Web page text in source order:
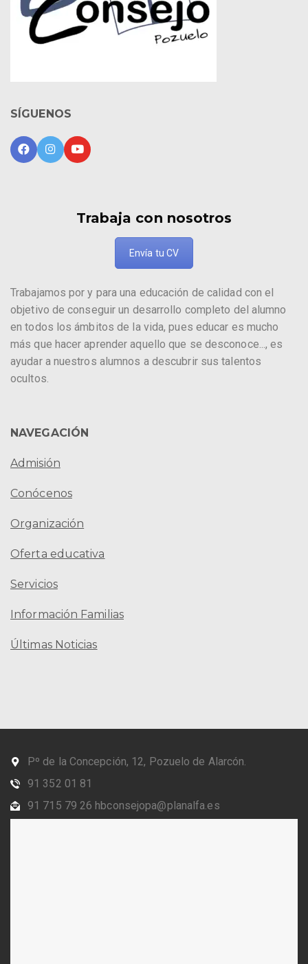
SÍGUENOS
Trabaja con nosotros
Envía tu CV
Trabajamos por y para una educación de calidad con el
objetivo de conseguir un desarrollo completo del alumno
en todos los ámbitos de la vida, pues educar es mucho
más que hacer aprender aquello que se desconoce..., es
ayudar a nuestros alumnos a descubrir sus talentos
ocultos.
NAVEGACIÓN
Admisión
Conócenos
Organización
Oferta educativa
Servicios
Información Familias
Últimas Noticias
Pº de la Concepción, 12, Pozuelo de Alarcón.
91 352 01 81
91 715 79 26 hbconsejopa@planalfa.es